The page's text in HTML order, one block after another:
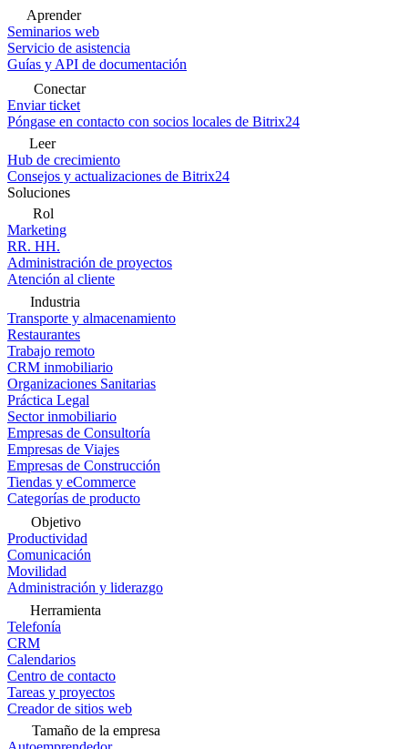
Aprender
Seminarios web
Servicio de asistencia
Guías y API de documentación
Conectar
Enviar ticket
Póngase en contacto con socios locales de Bitrix24
Leer
Hub de crecimiento
Consejos y actualizaciones de Bitrix24
Soluciones
Rol
Marketing
RR. HH.
Administración de proyectos
Atención al cliente
Industria
Transporte y almacenamiento
Restaurantes
Trabajo remoto
CRM inmobiliario
Organizaciones Sanitarias
Práctica Legal
Sector inmobiliario
Empresas de Consultoría
Empresas de Viajes
Empresas de Construcción
Tiendas y eCommerce
Categorías de producto
Objetivo
Productividad
Comunicación
Movilidad
Administración y liderazgo
Herramienta
Telefonía
CRM
Calendarios
Centro de contacto
Tareas y proyectos
Creador de sitios web
Tamaño de la empresa